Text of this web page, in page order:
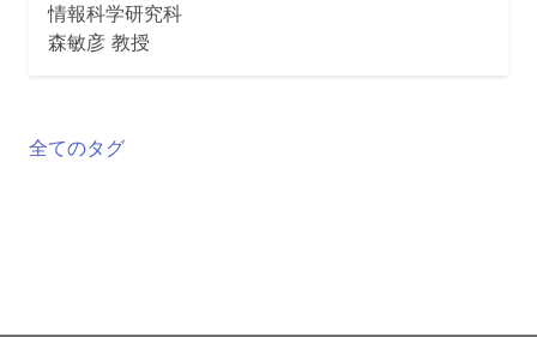
情報科学研究科
森敏彦 教授
全てのタグ